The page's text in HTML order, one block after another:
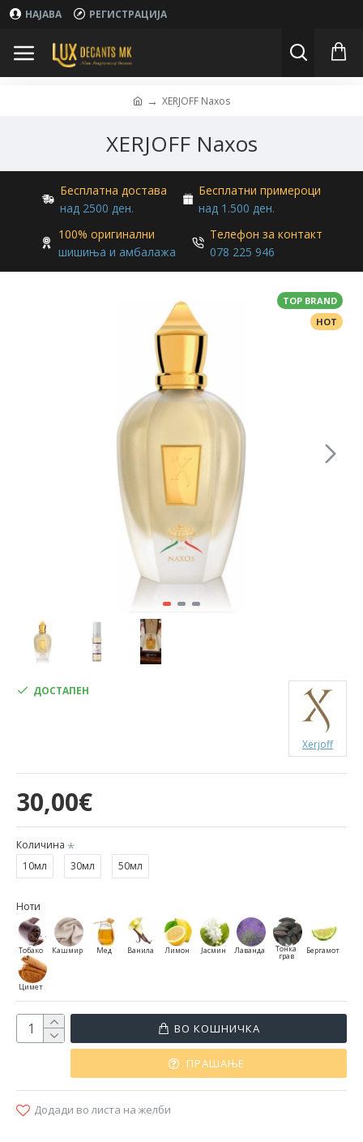
НАЈАВА РЕГИСТРАЦИЈА
XERJOFF Naxos
XERJOFF Naxos
Бесплатна достава
над 2500 ден.
Бесплатни примероци
над 1.500 ден.
100% оригинални
шишиња и амбалажа
Телефон за контакт
078 225 946
HOT
TOP BRAND
30,00€
ДОСТАПЕН
Xerjoff
Количина
10мл
30мл 50мл
Ноти
Тобако Кашмир Мед Ванила Лимон Јасмин Лаванда Тонка
грав
Бергамот
Цимет
ВО КОШНИЧКА
ПРАШАЊЕ
Додади во листа на желби